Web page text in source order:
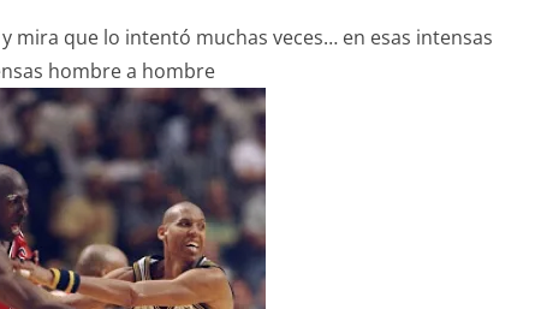
mira que lo intentó muchas veces… en esas intensas
hombre a hombre